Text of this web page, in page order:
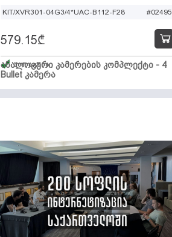
KIT/XVR301-04G3/4*UAC-B112-F28 #02495
ანალოგური კამერების კომპლექტი - 4
Bullet კამერა
579.15₾
მარაგშია